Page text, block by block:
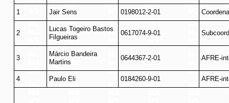
1 Jair Sens 0198012-2-01
2
Lucas Togeiro Bastos
Filgueiras
0617074-9-01
3
Márcio Bandeira
Martins
0644367-2-01 AFRE-
4 Paulo Eli 0184260-9-01 AFRE-